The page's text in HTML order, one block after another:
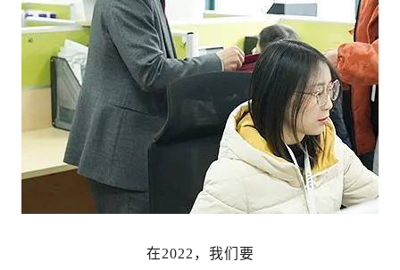
在2022，我们要